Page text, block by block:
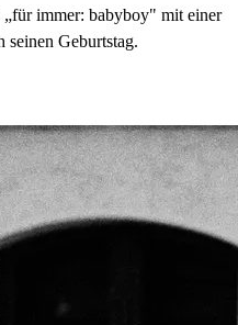
„für immer: babyboy" mit einer
seinen Geburtstag.